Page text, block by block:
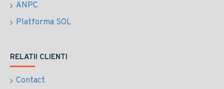
ANPC
Platforma SOL
RELATII CLIENTI
Contact